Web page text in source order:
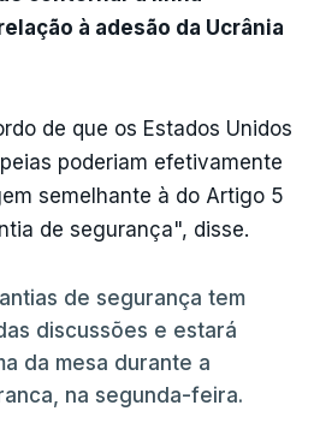
à adesão da Ucrânia
de que os Estados Unidos
poderiam efetivamente
semelhante à do Artigo 5
de segurança", disse.
de segurança tem
discussões e estará
da mesa durante a
na segunda-feira.